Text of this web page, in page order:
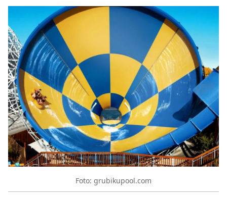
Foto: grubikupool.com